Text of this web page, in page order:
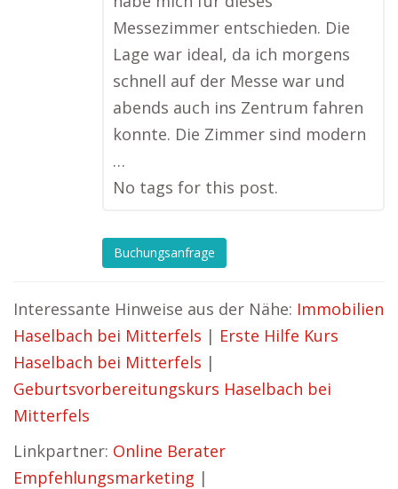
Messezimmer entschieden. Die
Lage war ideal, da ich morgens
schnell auf der Messe war und
abends auch ins Zentrum fahren
konnte. Die Zimmer sind modern
…
No tags for this post.
Buchungsanfrage
Interessante Hinweise aus der Nähe: Immobilien
Haselbach bei Mitterfels | Erste Hilfe Kurs
Haselbach bei Mitterfels |
Geburtsvorbereitungskurs Haselbach bei
Mitterfels
Linkpartner: Online Berater
Empfehlungsmarketing |